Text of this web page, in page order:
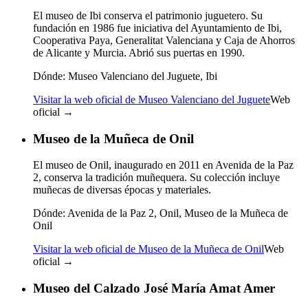
El museo de Ibi conserva el patrimonio juguetero. Su
fundación en 1986 fue iniciativa del Ayuntamiento de Ibi,
Cooperativa Paya, Generalitat Valenciana y Caja de Ahorros
de Alicante y Murcia. Abrió sus puertas en 1990.
Dónde: Museo Valenciano del Juguete, Ibi
Visitar la web oficial de Museo Valenciano del JugueteWeb
oficial →
Museo de la Muñeca de Onil
El museo de Onil, inaugurado en 2011 en Avenida de la Paz
2, conserva la tradición muñequera. Su colección incluye
muñecas de diversas épocas y materiales.
Dónde: Avenida de la Paz 2, Onil, Museo de la Muñeca de
Onil
Visitar la web oficial de Museo de la Muñeca de OnilWeb
oficial →
Museo del Calzado José María Amat Amer